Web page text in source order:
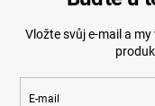
Vložte svůj e-mail a
E-mail